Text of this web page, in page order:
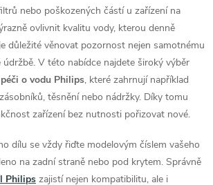
nebo poškozených částí u zařízení na
ovlivnit kvalitu vody, kterou denně
důležité věnovat pozornost nejen samotnému
údržbě. V této nabídce najdete široký výběr
o vodu Philips, které zahrnují například
těsnění nebo nádržky. Díky tomu
zařízení bez nutnosti pořizovat nové.
dílu se vždy řiďte modelovým číslem vašeho
na zadní straně nebo pod krytem. Správně
Philips zajistí nejen kompatibilitu, ale i